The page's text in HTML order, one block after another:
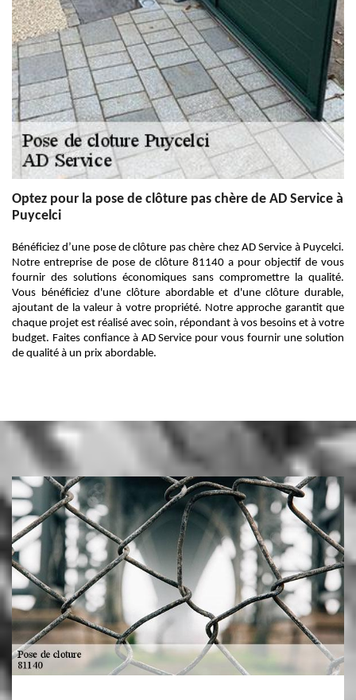
Optez pour la pose de clôture pas chère de AD Service à
Puycelci
Bénéficiez d’une pose de clôture pas chère chez AD Service à Puycelci.
Notre entreprise de pose de clôture 81140 a pour objectif de vous
fournir des solutions économiques sans compromettre la qualité.
Vous bénéficiez d'une clôture abordable et d'une clôture durable,
ajoutant de la valeur à votre propriété. Notre approche garantit que
chaque projet est réalisé avec soin, répondant à vos besoins et à votre
budget. Faites confiance à AD Service pour vous fournir une solution
de qualité à un prix abordable.